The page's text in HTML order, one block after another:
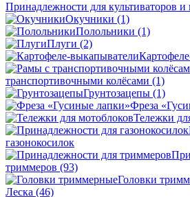
Принадлежности для культиваторов и
Окучники (1)
Полольники (1)
Плуги (2)
транспортивочными колёсами (1)
Грунтозацепы (1)
Фреза
Тележки
газонокосилок
триммеров (93)
Головки
Леска (46)